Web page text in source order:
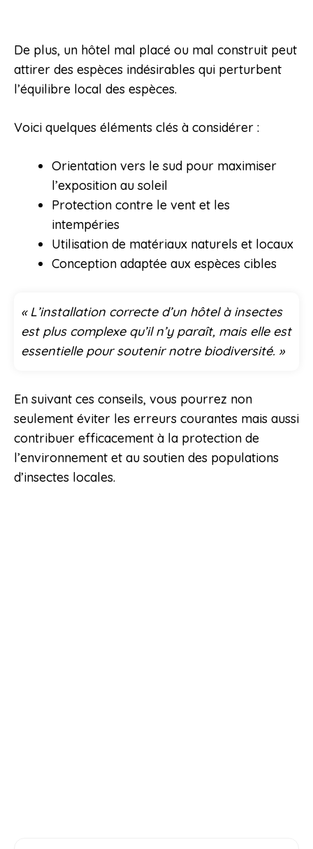
De plus, un hôtel mal placé ou mal construit peut
attirer des espèces indésirables qui perturbent
l’équilibre local des espèces.
Voici quelques éléments clés à considérer :
Orientation vers le sud pour maximiser
l’exposition au soleil
Protection contre le vent et les
intempéries
Utilisation de matériaux naturels et locaux
Conception adaptée aux espèces cibles
« L’installation correcte d’un hôtel à insectes
est plus complexe qu’il n’y paraît, mais elle est
essentielle pour soutenir notre biodiversité. »
En suivant ces conseils, vous pourrez non
seulement éviter les erreurs courantes mais aussi
contribuer efficacement à la protection de
l’environnement et au soutien des populations
d’insectes locales.